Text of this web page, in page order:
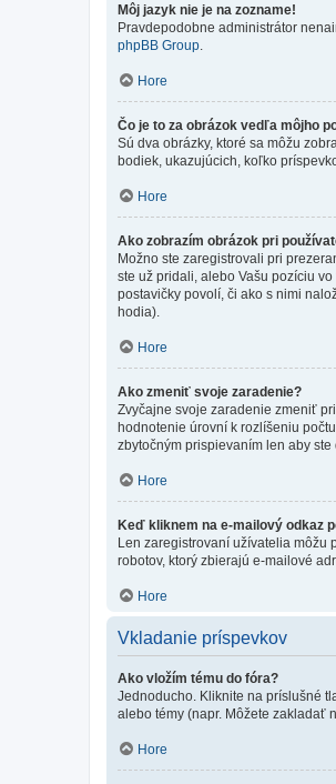
Môj jazyk nie je na zozname!
Pravdepodobne administrátor
phpBB Group
Hore
Čo je to za obrázok vedľa môjho
Sú dva obrázky, ktoré sa môžu
bodiek, ukazujúcich, koľko
Hore
Ako zobrazím obrázok pri
Možno ste zaregistrovali pri
ste už pridali, alebo Vašu pozíciu
postavičky povolí, či ako s nimi
hodia).
Hore
Ako zmeniť svoje zaradenie?
Zvyčajne svoje zaradenie zmeniť
hodnotenie úrovní k rozlíšeniu
zbytočným prispievaním len aby
Hore
Keď kliknem na e-mailový odkaz
Len zaregistrovaní užívatelia môžu
robotov, ktorý zbierajú e-mailové
Hore
Vkladanie príspevkov
Ako vložím tému do fóra?
Jednoducho. Kliknite na príslušné
alebo témy (napr. Môžete zakladať
Hore